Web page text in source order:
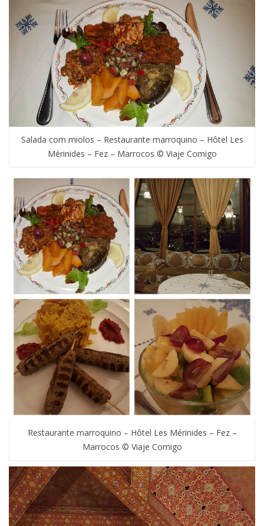
Salada com miolos – Restaurante marroquino – Hôtel Les
Mérinides – Fez – Marrocos © Viaje Comigo
Restaurante marroquino – Hôtel Les Mérinides – Fez –
Marrocos © Viaje Comigo